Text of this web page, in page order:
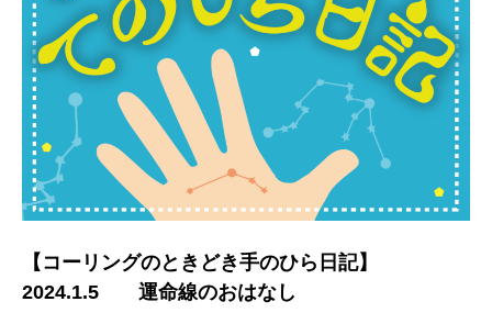
【コーリングのときどき手のひら日記】
2024.1.5 運命線のおはなし